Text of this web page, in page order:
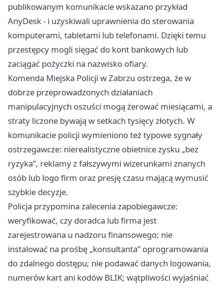
publikowanym komunikacie wskazano przykład
AnyDesk - i uzyskiwali uprawnienia do sterowania
komputerami, tabletami lub telefonami. Dzięki temu
przestępcy mogli sięgać do kont bankowych lub
zaciągać pożyczki na nazwisko ofiary.
Komenda Miejska Policji w Zabrzu ostrzega, że w
dobrze przeprowadzonych działaniach
manipulacyjnych oszuści mogą żerować miesiącami, a
straty liczone bywają w setkach tysięcy złotych. W
komunikacie policji wymieniono też typowe sygnały
ostrzegawcze: nierealistyczne obietnice zysku „bez
ryzyka”, reklamy z fałszywymi wizerunkami znanych
osób lub logo firm oraz presję czasu mającą wymusić
szybkie decyzje.
Policja przypomina zalecenia zapobiegawcze:
weryfikować, czy doradca lub firma jest
zarejestrowana u nadzoru finansowego; nie
instalować na prośbę „konsultanta” oprogramowania
do zdalnego dostępu; nie podawać danych logowania,
numerów kart ani kodów BLIK; wątpliwości wyjaśniać